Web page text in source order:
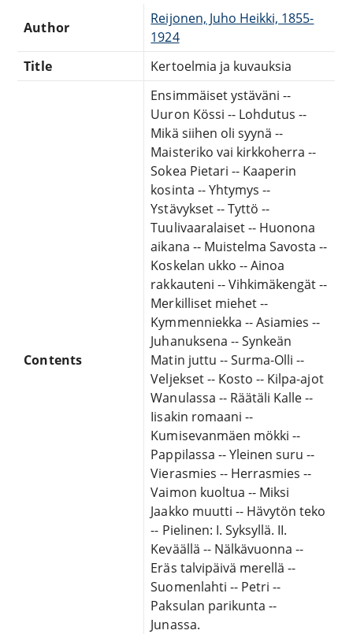
Author
Reijonen, Juho Heikki, 1855-
1924
Title
Kertoelmia ja kuvauksia
Contents
Ensimmäiset ystäväni --
Uuron Kössi -- Lohdutus --
Mikä siihen oli syynä --
Maisteriko vai kirkkoherra --
Sokea Pietari -- Kaaperin
kosinta -- Yhtymys --
Ystävykset -- Tyttö --
Tuulivaaralaiset -- Huonona
aikana -- Muistelma Savosta --
Koskelan ukko -- Ainoa
rakkauteni -- Vihkimäkengät --
Merkilliset miehet --
Kymmenniekka -- Asiamies --
Juhanuksena -- Synkeän
Matin juttu -- Surma-Olli --
Veljekset -- Kosto -- Kilpa-ajot
Wanulassa -- Räätäli Kalle --
Iisakin romaani --
Kumisevanmäen mökki --
Pappilassa -- Yleinen suru --
Vierasmies -- Herrasmies --
Vaimon kuoltua -- Miksi
Jaakko muutti -- Hävytön teko
-- Pielinen: I. Syksyllä. II.
Keväällä -- Nälkävuonna --
Eräs talvipäivä merellä --
Suomenlahti -- Petri --
Paksulan parikunta --
Junassa.